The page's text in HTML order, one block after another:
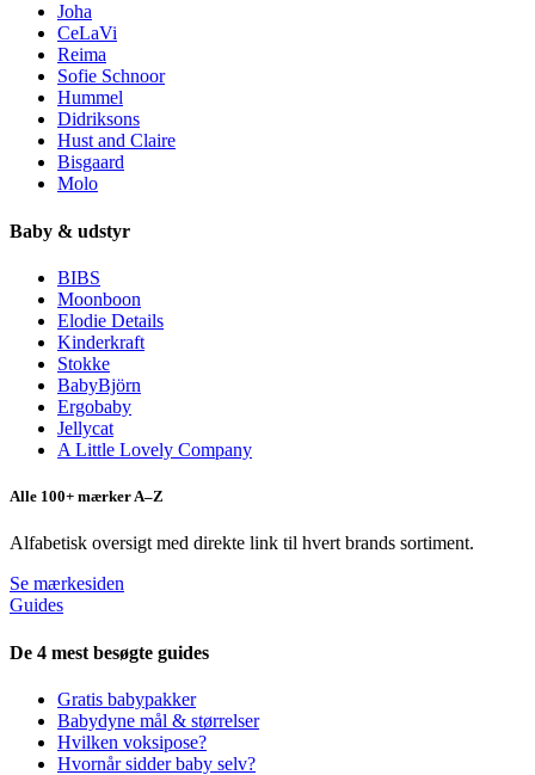
Joha
CeLaVi
Reima
Sofie Schnoor
Hummel
Didriksons
Hust and Claire
Bisgaard
Molo
Baby & udstyr
BIBS
Moonboon
Elodie Details
Kinderkraft
Stokke
BabyBjörn
Ergobaby
Jellycat
A Little Lovely Company
Alle 100+ mærker A–Z
Alfabetisk oversigt med direkte link til hvert brands sortiment.
Se mærkesiden
Guides
De 4 mest besøgte guides
Gratis babypakker
Babydyne mål & størrelser
Hvilken voksipose?
Hvornår sidder baby selv?